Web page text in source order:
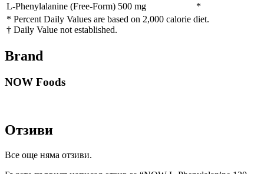
* Percent Daily Values are based on 2,000 calorie diet.
† Daily Value not established.
L-Phenylalanine (Free-Form) 500 mg *
Brand
NOW Foods
Отзиви
Все още няма отзиви.